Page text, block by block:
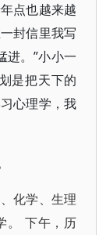
点也越来越
封信里我写
进。”小小一
是把天下的
心理学，我
化学、生理
。 下午，历